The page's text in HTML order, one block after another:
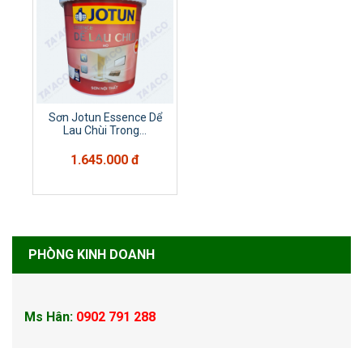
Sơn Jotun Essence Dể
Lau Chùi Trong...
1.645.000 đ
PHÒNG KINH DOANH
Ms Hân: 0902 791 288